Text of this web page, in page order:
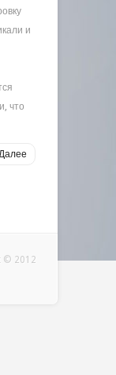
и
что
2012